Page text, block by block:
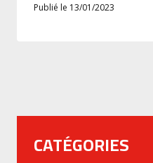
Publié le 13/01/2023
CATÉGORIES